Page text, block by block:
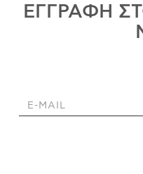
ΕΓΓΡΑΦΗ